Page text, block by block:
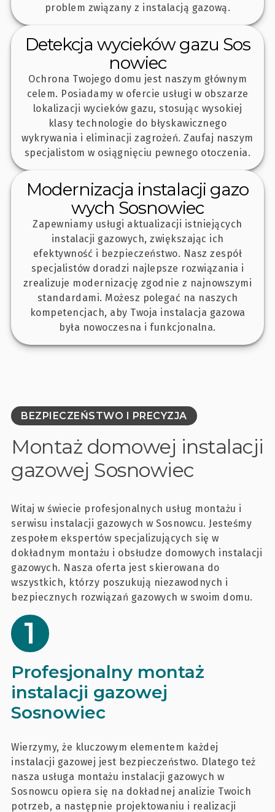
problem związany z instalacją gazową.
Detekcja wycieków gazu Sos
nowiec
Ochrona Twojego domu jest naszym głównym
celem. Posiadamy w ofercie usługi w obszarze
lokalizacji wycieków gazu, stosując wysokiej
klasy technologie do błyskawicznego
wykrywania i eliminacji zagrożeń. Zaufaj naszym
specjalistom w osiągnięciu pewnego otoczenia.
Modernizacja instalacji gazo
wych Sosnowiec
Zapewniamy usługi aktualizacji istniejących
instalacji gazowych, zwiększając ich
efektywność i bezpieczeństwo. Nasz zespół
specjalistów doradzi najlepsze rozwiązania i
zrealizuje modernizację zgodnie z najnowszymi
standardami. Możesz polegać na naszych
kompetencjach, aby Twoja instalacja gazowa
była nowoczesna i funkcjonalna.
BEZPIECZEŃSTWO I PRECYZJA
Montaż domowej instalacji
gazowej Sosnowiec
Witaj w świecie profesjonalnych usług montażu i
serwisu instalacji gazowych w Sosnowcu. Jesteśmy
zespołem ekspertów specjalizujących się w
dokładnym montażu i obsłudze domowych instalacji
gazowych. Nasza oferta jest skierowana do
wszystkich, którzy poszukują niezawodnych i
bezpiecznych rozwiązań gazowych w swoim domu.
Profesjonalny montaż
instalacji gazowej
Sosnowiec
Wierzymy, że kluczowym elementem każdej
instalacji gazowej jest bezpieczeństwo. Dlatego też
nasza usługa montażu instalacji gazowych w
Sosnowcu opiera się na dokładnej analizie Twoich
potrzeb, a następnie projektowaniu i realizacji